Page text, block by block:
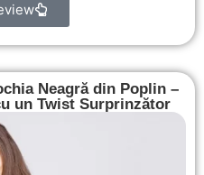
Neagră din Poplin –
un Twist Surprinzător